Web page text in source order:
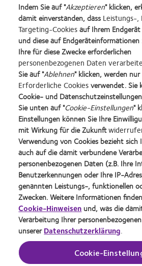
Herzliche Grüße,
Ihr CooperVision Team
Learn
more
about
Top-
Arbeitgeber
Learn
more
about
Silmo
d’Or-
Preis
für
das
beste
Produkt
mit
MyDay™
(2013)
Learn
more
about
VDCO
Young
Förderer
Learn
more
about
Spectaris
Mitglied
Learn
more
about
German
Innovation
Award'22
Produktprogramm
Kontakt
Allgemeine
Geschäftsbedingungen (AGB)
Datenschutzrichtlinie
Nutzungsbedingungen
Cookie Richtlinien
CL-
Anmelden
Indem Sie auf "Akzeptieren" klicken,
damit einverstanden, dass Leistungs-,
Targeting-Cookiesauf Ihrem
und diese auf
Ihre für diese Zwecke erforderlichen
personenbezogenen Daten
Sie auf "Ablehnen" klicken, werden nur
Erforderliche Cookiesverwendet. Sie
Cookie- und
Sie unten auf "Cookie-Einstellungen"
Einstellungen können Sie Ihre
mit Wirkung für die Zukunft
Verwendung von Cookies bezieht sich
auch auf die damit verbundene
personenbezogenen Daten (z.B. Ihre
Benutzerkennungen oder Ihre IP-
genannten Leistungs-, funktionellen
Zwecken. Weitere Informationen
Cookie-Hinweisen und, was die
Verarbeitung Ihrer
unsererDatenschutzerklärung.
Cookie-